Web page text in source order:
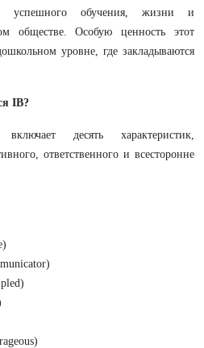
успешного обучения, жизни и
обществе. Особую ценность этот
уровне, где закладываются
IB?
десять характеристик,
ответственного и всесторонне